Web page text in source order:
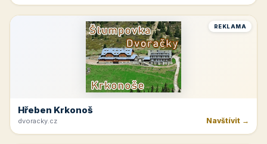
REKLAMA
Hřeben Krkonoš
dvoracky.cz Navštívit →